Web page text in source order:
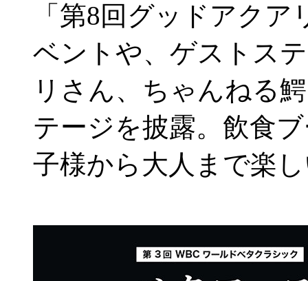
「第8回グッドアク
ベントや、ゲストス
リさん、ちゃんねる
テージを披露。飲食
子様から大人まで楽